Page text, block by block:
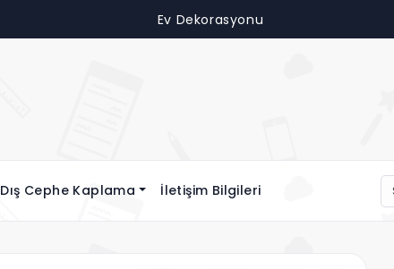
Ev Dekorasyonu
Dış Cephe Kaplama İletişim Bilgileri